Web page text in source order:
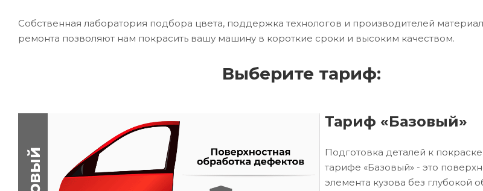
Собственная лаборатория подбора цвета, поддержка технологов и производителей
ремонта позволяют нам покрасить вашу машину в короткие сроки и высоким качеством.
Выберите тариф:
Тариф «Базовый»
Подготовка деталей к
тарифе «Базовый» - это
элемента кузова без глубокой